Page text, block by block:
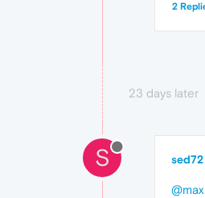
2
23 days later
S sed72